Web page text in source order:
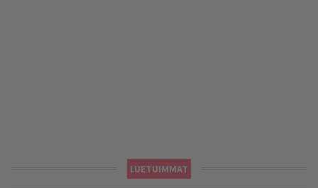
LUETUIMMAT